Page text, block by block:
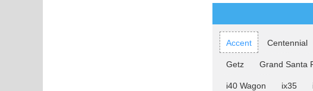
Accent Centennial
Getz Grand Santa
i40 Wagon ix35